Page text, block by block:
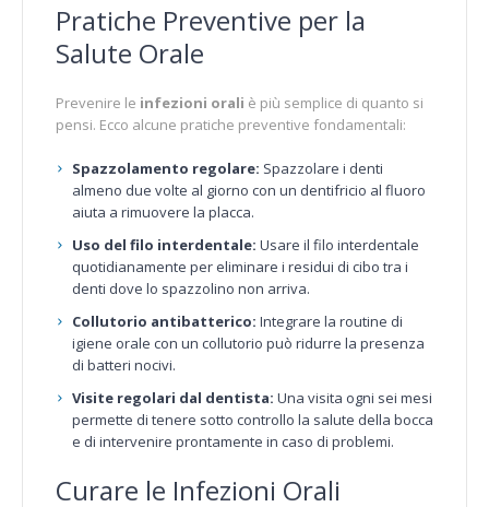
Pratiche Preventive per la
Salute Orale
Prevenire le infezioni orali è più semplice di quanto si
pensi. Ecco alcune pratiche preventive fondamentali:
Spazzolamento regolare: Spazzolare i denti
almeno due volte al giorno con un dentifricio al fluoro
aiuta a rimuovere la placca.
Uso del filo interdentale: Usare il filo interdentale
quotidianamente per eliminare i residui di cibo tra i
denti dove lo spazzolino non arriva.
Collutorio antibatterico: Integrare la routine di
igiene orale con un collutorio può ridurre la presenza
di batteri nocivi.
Visite regolari dal dentista: Una visita ogni sei mesi
permette di tenere sotto controllo la salute della bocca
e di intervenire prontamente in caso di problemi.
Curare le Infezioni Orali